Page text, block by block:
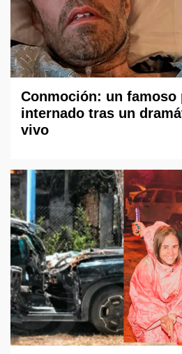
Conmoción: un famoso
internado tras un
vivo